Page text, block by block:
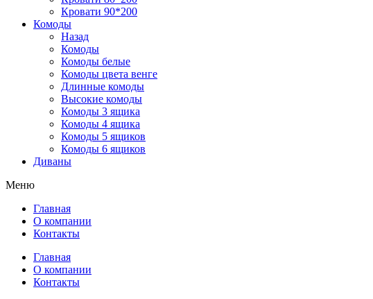
Кровати 90*200
Комоды
Назад
Комоды
Комоды белые
Комоды цвета венге
Длинные комоды
Высокие комоды
Комоды 3 ящика
Комоды 4 ящика
Комоды 5 ящиков
Комоды 6 ящиков
Диваны
Меню
Главная
О компании
Контакты
Главная
О компании
Контакты